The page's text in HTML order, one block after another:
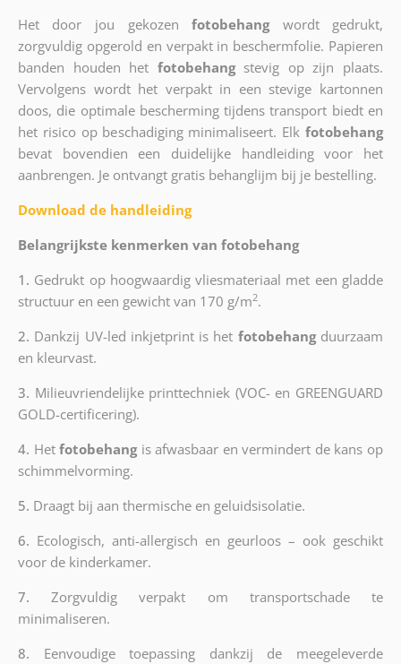
Het door jou gekozenfotobehangwordt gedrukt,
zorgvuldig opgerold en verpakt in beschermfolie. Papieren
banden houden het fotobehangstevig op zijn plaats.
Vervolgens wordt het verpakt in een stevige kartonnen
doos, die optimale bescherming tijdens transport biedt en
het risico op beschadiging minimaliseert. Elkfotobehang
bevat bovendien een duidelijke handleiding voor het
aanbrengen. Je ontvangt gratis behanglijm bij je bestelling.
Download de handleiding
Belangrijkste kenmerken van fotobehang
1. Gedrukt op hoogwaardig vliesmateriaal met een gladde
structuur en een gewicht van 170 g/m2.
2. Dankzij UV-led inkjetprint is het fotobehangduurzaam
en kleurvast.
3. Milieuvriendelijke printtechniek (VOC- en GREENGUARD
GOLD-certificering).
4. Hetfotobehangis afwasbaar en vermindert de kans op
schimmelvorming.
5. Draagt bij aan thermische en geluidsisolatie.
6. Ecologisch, anti-allergisch en geurloos – ook geschikt
voor de kinderkamer.
7.Zorgvuldig verpakt om transportschade te
minimaliseren.
8. Eenvoudige toepassing dankzij de meegeleverde